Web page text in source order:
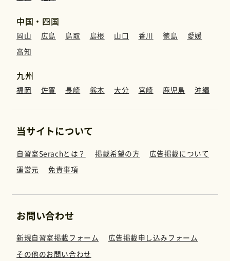
中国・四国
岡山 広島 鳥取 島根 山口 香川 徳島
愛媛
高知
九州
福岡 佐賀 長崎 熊本 大分 宮崎 鹿児島 沖縄
当サイトについて
自習室Serachとは？ 掲載希望の方
広告掲載について
運営元
免責事項
お問い合わせ
新規自習室掲載フォーム
広告掲載申し込みフォーム
その他のお問い合わせ